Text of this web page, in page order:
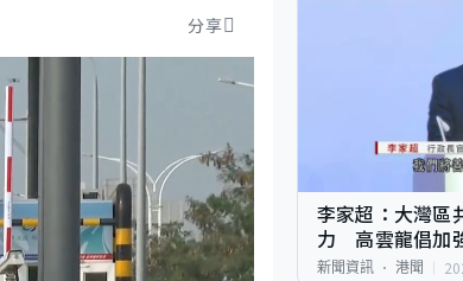
分享
李家超：大灣區
力 高雲龍倡加
新聞資訊 港聞